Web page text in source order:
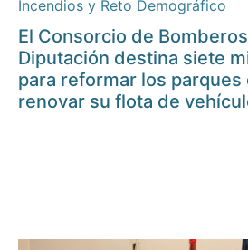
Incendios y Reto Demográfico
El Consorcio de
Diputación destina siete
para reformar los parques
renovar su flota de